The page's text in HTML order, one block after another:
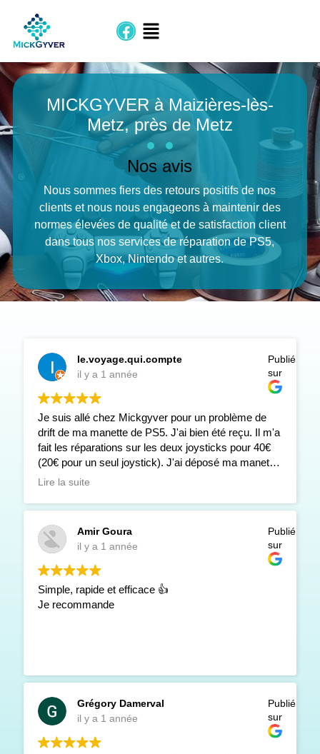
MICKGYVER à Maizières-lès-
Metz, près de Metz
Nos avis
Nous sommes fiers des retours positifs de nos
clients et nous nous engageons à maintenir des
normes élevées de qualité et de satisfaction client
dans tous nos services de réparation de PS5,
Xbox, Nintendo et autres.
Publié
sur
le.voyage.qui.compte
il y a 1 année
Je suis allé chez Mickgyver pour un problème de
drift de ma manette de PS5. J'ai bien été reçu. Il m'a
fait les réparations sur les deux joysticks pour 40€
(20€ pour un seul joystick). J'ai déposé ma manette
en fin de matinée et je l'ai récupéré en milieu
heures de jeu, la manette fonctionne parfaitement
bien. Il m'a assuré que je n'aurai plus aucun
problème de drift avec les joysticks "Holo". Seul le
temps nous le dira. En bref, réparation rapide et
efficace. Je recommande! Encore merci! 😊
Lire la suite
Publié
sur
Amir Goura
il y a 1 année
Simple, rapide et efficace 👍
Je recommande
Publié
sur
Grégory Damerval
il y a 1 année